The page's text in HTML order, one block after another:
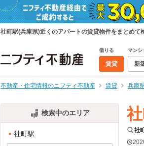
社町駅(兵庫県)近くのアパートの賃貸物件をまとめて
借りる
賃貸
マンシ
新
不動産・住宅情報のニフティ不動産 賃貸 兵庫
検索中のエリア
社町駅 社